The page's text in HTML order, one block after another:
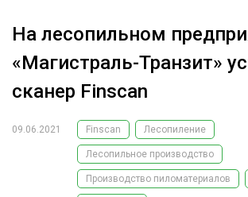
РЕКЛАМОДАТЕЛЯМ
ЛЕСНОЕ ХОЗЯЙСТВО
ЛЕСОЗАГОТОВКА
ОБРАБОТКА ДРЕВЕСИНЫ
ЭКСПЕРТНОЕ МНЕНИЕ
На лесопильном
«Магистраль-Транзит»
сканер Finscan
09.06.2021 Finscan Лесопиление
Лесопильное производство
Производство пиломатериалов